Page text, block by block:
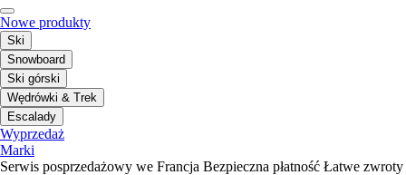
Nowe produkty
Ski
Snowboard
Ski górski
Wędrówki & Trek
Escalady
Wyprzedaż
Marki
Serwis posprzedażowy we Francja Bezpieczna płatność Łatwe zwroty